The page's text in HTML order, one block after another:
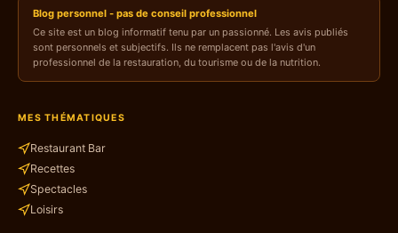
Blog personnel - pas de conseil professionnel
Ce site est un blog informatif tenu par un passionné. Les avis publiés
sont personnels et subjectifs. Ils ne remplacent pas l'avis d'un
professionnel de la restauration, du tourisme ou de la nutrition.
MES THÉMATIQUES
Restaurant Bar
Recettes
Spectacles
Loisirs